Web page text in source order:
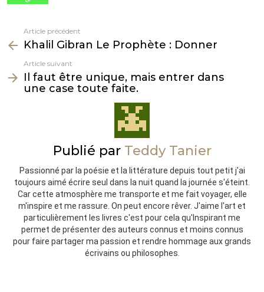
plus
Article précédent
Khalil Gibran Le Prophète : Donner
Article suivant
Il faut être unique, mais entrer dans
une case toute faite.
Publié par Teddy Tanier
Passionné par la poésie et la littérature depuis tout petit j'ai
toujours aimé écrire seul dans la nuit quand la journée s'éteint.
Car cette atmosphère me transporte et me fait voyager, elle
m'inspire et me rassure. On peut encore rêver. J'aime l'art et
particulièrement les livres c'est pour cela qu'Inspirant me
permet de présenter des auteurs connus et moins connus
pour faire partager ma passion et rendre hommage aux grands
écrivains ou philosophes.